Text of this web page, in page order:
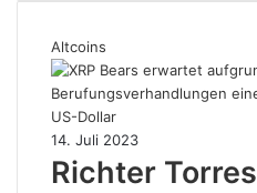
Altcoins
14. Juli 2023
Richter Torres